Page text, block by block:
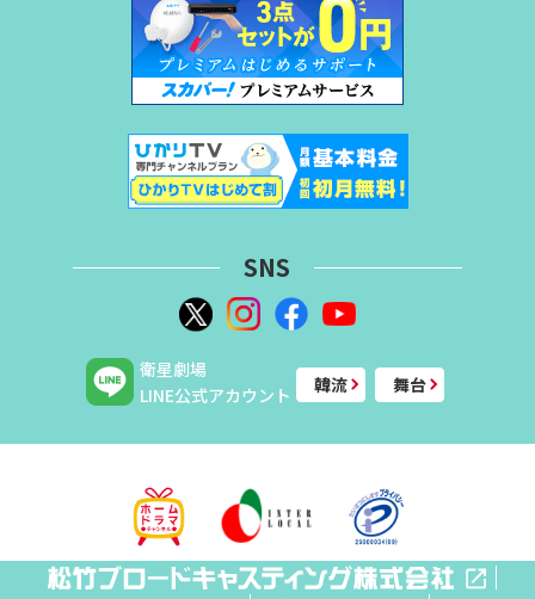
SNS
衛星劇場
LINE公式アカウント
韓流 舞台